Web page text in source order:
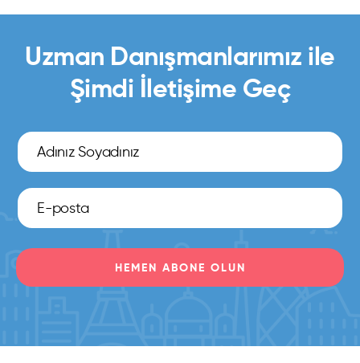
Uzman Danışmanlarımız ile
Şimdi İletişime Geç
HEMEN ABONE OLUN